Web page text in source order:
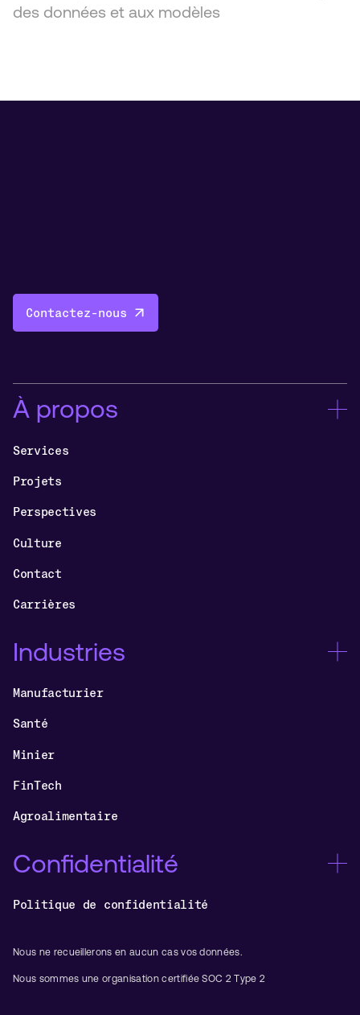
des données et aux modèles
Contactez-nous
À propos
Services
Projets
Perspectives
Culture
Contact
Carrières
Industries
Manufacturier
Santé
Minier
FinTech
Agroalimentaire
Confidentialité
Politique de confidentialité
Nous ne recueillerons en aucun cas vos données.
Nous sommes une organisation certifiée SOC 2 Type 2